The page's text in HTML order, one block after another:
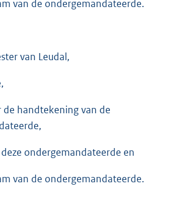
van de ondergemandateerde.
van Leudal,
de handtekening van de
ondergemandateerde en
van de ondergemandateerde.